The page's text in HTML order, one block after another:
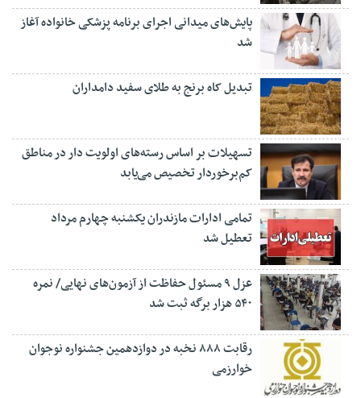
پایش‌های میدانی اجرای برنامه پزشکی خانواده آغاز
شد
تبدیل کاه برنج به طلای سفید دامداران
تسهیلات بر اساس رسته‌های اولویت دار در مناطق
کم‌برخوردار تخصیص می‌یابد
تمامی ادارات مازندران یکشنبه چهارم مرداد
تعطیل شد
عزل ۹ مسئول حفاظت از آزمون‌های نهایی/ نمره
۵۴۰ هزار برگه ثبت شد
رقابت ۸۸۸ نخبه در دوازدهمین جشنواره نوجوان
خوارزمی